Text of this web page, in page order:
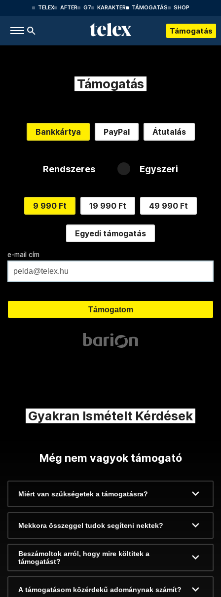
TELEX AFTER G7 KARAKTER TÁMOGATÁS SHOP
Támogatás
Támogatás
Bankkártya PayPal Átutalás
Rendszeres Egyszeri
9 990 Ft 19 990 Ft 49 990 Ft
Egyedi támogatás
e-mail cím
Gyakran Ismételt Kérdések
Még nem vagyok támogató
Miért van szükségetek a támogatásra?
Mekkora összeggel tudok segíteni nektek?
Beszámoltok arról, hogy mire költitek a
támogatást?
A támogatásom közérdekű adománynak számít?